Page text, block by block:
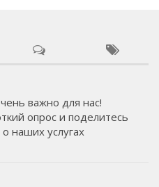
важно для нас!
опрос и поделитесь
наших услугах